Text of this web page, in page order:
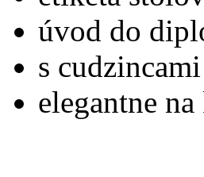
úvod do
s
elegantne